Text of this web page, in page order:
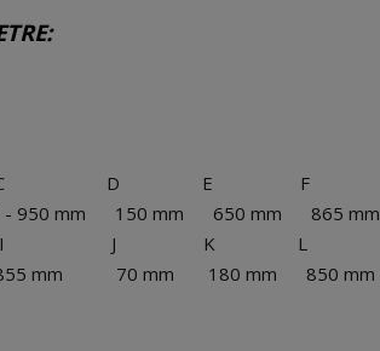
D E F
950 mm 150 mm 650 mm 865 mm
I J K L
mm 70 mm 180 mm 850 mm